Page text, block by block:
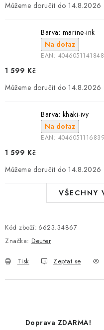
14.8.2026
Barva: marine-ink
Na dotaz
EAN: 4046051141848
1 599 Kč
14.8.2026
Barva: khaki-ivy
Na dotaz
EAN: 4046051116839
1 599 Kč
14.8.2026
VŠECHNY
Kód zboží: 6623.34867
Značka: Deuter
Tisk Zeptat se
Doprava ZDARMA!